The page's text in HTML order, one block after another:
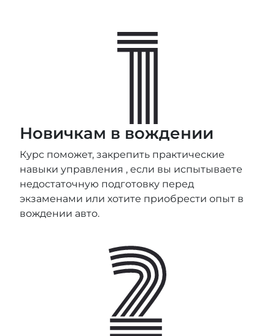
Новичкам в вождении
Курс поможет, закрепить практические
навыки управления , если вы испытываете
недостаточную подготовку перед
экзаменами или хотите приобрести опыт в
вождении авто.